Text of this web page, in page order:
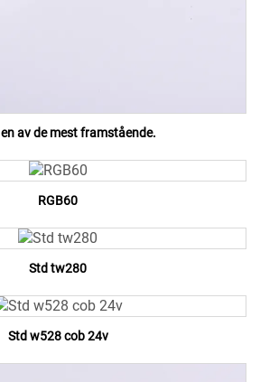
av de mest framstående.
RGB60
Std tw280
Std w528 cob 24v